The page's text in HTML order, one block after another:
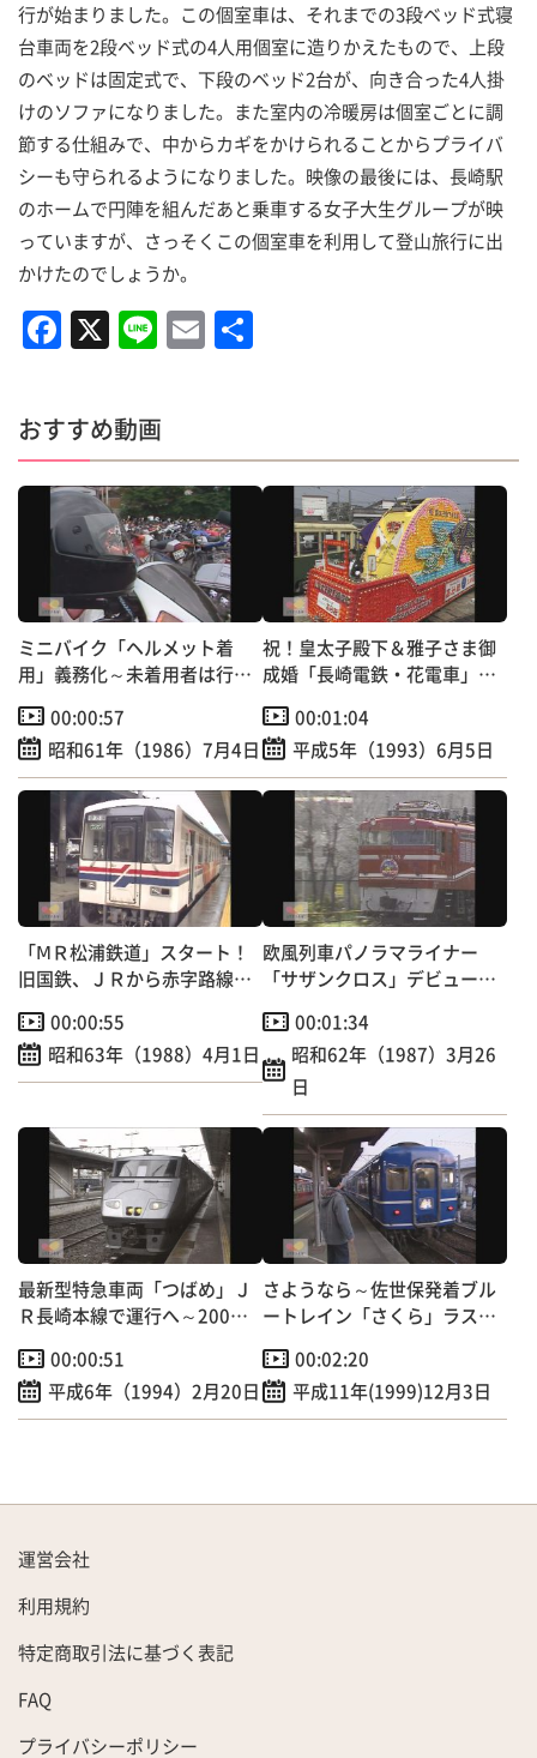
行が始まりました。この個室車は、それまでの3段ベッド式寝
台車両を2段ベッド式の4人用個室に造りかえたもので、上段
のベッドは固定式で、下段のベッド2台が、向き合った4人掛
けのソファになりました。また室内の冷暖房は個室ごとに調
節する仕組みで、中からカギをかけられることからプライバ
シーも守られるようになりました。映像の最後には、長崎駅
のホームで円陣を組んだあと乗車する女子大生グループが映
っていますが、さっそくこの個室車を利用して登山旅行に出
かけたのでしょうか。
F
a
c
e
b
o
o
k
X Li
n
e
E
m
l
おすすめ動画
ミニバイク「ヘルメット着
用」義務化～未着用者は行政
00:00:57
昭和61年（1986）7月4日
祝！皇太子殿下＆雅子さま御
成婚「長崎電鉄・花電車」走
00:01:04
平成5年（1993）6月5日
「ⅯＲ松浦鉄道」スタート！
旧国鉄、ＪＲから赤字路線の
00:00:55
昭和63年（1988）4月1日
欧風列車パノラマライナー
「サザンクロス」デビュー！
00:01:34
昭和62年（1987）3月26
日
最新型特急車両「つばめ」Ｊ
Ｒ長崎本線で運行へ～200人
00:00:51
平成6年（1994）2月20日
さようなら～佐世保発着ブル
ートレイン「さくら」ラスト
00:02:20
平成11年(1999)12月3日
運営会社
利用規約
特定商取引法に基づく表記
FAQ
プライバシーポリシー